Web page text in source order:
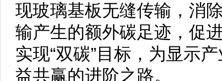
现玻璃基板无缝传输，消
输产生的额外碳足迹，促
实现“双碳”目标，为显示
益共赢的进阶之路。